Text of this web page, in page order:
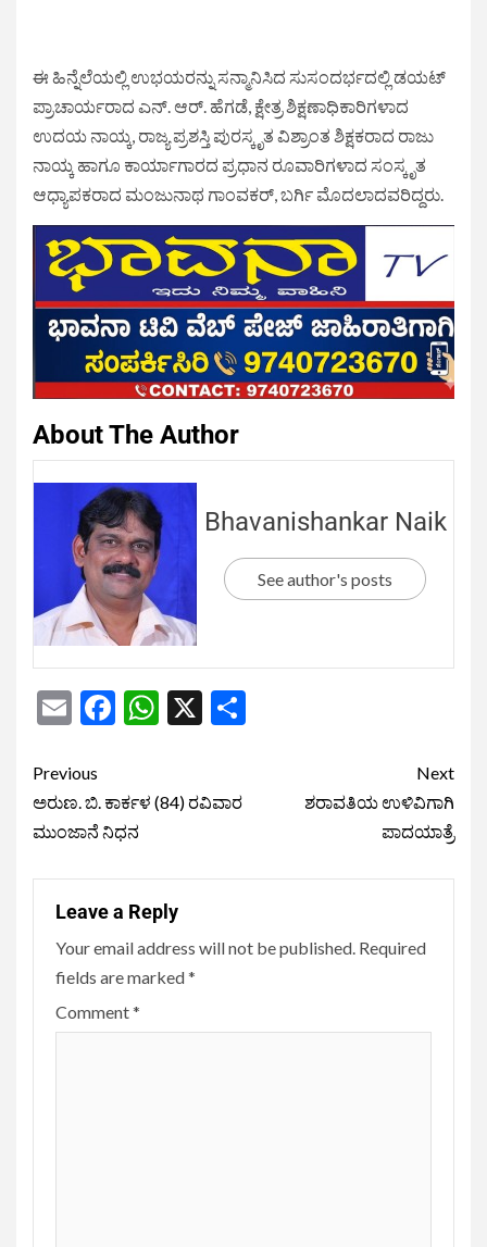
ಈ ಹಿನ್ನೆಲೆಯಲ್ಲಿ ಉಭಯರನ್ನು ಸನ್ಮಾನಿಸಿದ ಸುಸಂದರ್ಭದಲ್ಲಿ ಡಯಟ್
ಪ್ರಾಚಾರ್ಯರಾದ ಎನ್. ಆರ್. ಹೆಗಡೆ, ಕ್ಷೇತ್ರ ಶಿಕ್ಷಣಾಧಿಕಾರಿಗಳಾದ
ಉದಯ ನಾಯ್ಕ, ರಾಜ್ಯ ಪ್ರಶಸ್ತಿ ಪುರಸ್ಕೃತ ವಿಶ್ರಾಂತ ಶಿಕ್ಷಕರಾದ ರಾಜು
ನಾಯ್ಕ ಹಾಗೂ ಕಾರ್ಯಾಗಾರದ ಪ್ರಧಾನ ರೂವಾರಿಗಳಾದ ಸಂಸ್ಕೃತ
ಆಧ್ಯಾಪಕರಾದ ಮಂಜುನಾಥ ಗಾಂವಕರ್, ಬರ್ಗಿ ಮೊದಲಾದವರಿದ್ದರು.
About The Author
Bhavanishankar Naik
See author's posts
EmailFacebook
WhatsApp
X
Previous
ಅರುಣ. ಬಿ. ಕಾರ್ಕಳ (84) ರವಿವಾರ
ಮುಂಜಾನೆ ನಿಧನ
Next
ಶರಾವತಿಯ ಉಳಿವಿಗಾಗಿ
ಪಾದಯಾತ್ರೆ
Leave a Reply
Your email address will not be published. Required
fields are marked*
Comment*